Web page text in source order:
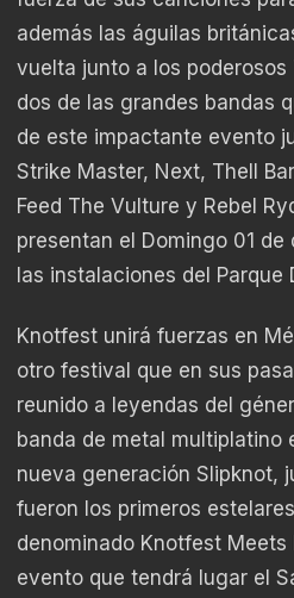
además las águilas
vuelta junto a los poderosos
dos de las grandes bandas
de este impactante evento
Strike Master, Next, Thell
Feed The Vulture y Rebel
presentan el Domingo 01 de
las instalaciones del Parque
Knotfest unirá fuerzas en
otro festival que en sus
reunido a leyendas del
banda de metal multiplatino
nueva generación Slipknot,
fueron los primeros
denominado Knotfest Meets
evento que tendrá lugar el